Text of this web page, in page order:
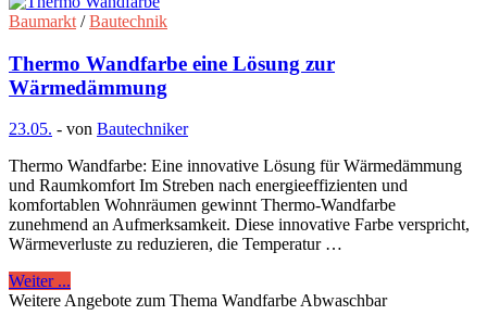
Baumarkt /Bautechnik
Thermo Wandfarbe eine Lösung zur
Wärmedämmung
23.05. - von Bautechniker
Thermo Wandfarbe: Eine innovative Lösung für Wärmedämmung
und Raumkomfort Im Streben nach energieeffizienten und
komfortablen Wohnräumen gewinnt Thermo-Wandfarbe
zunehmend an Aufmerksamkeit. Diese innovative Farbe verspricht,
Wärmeverluste zu reduzieren, die Temperatur …
Weiter ...
Weitere Angebote zum Thema Wandfarbe Abwaschbar